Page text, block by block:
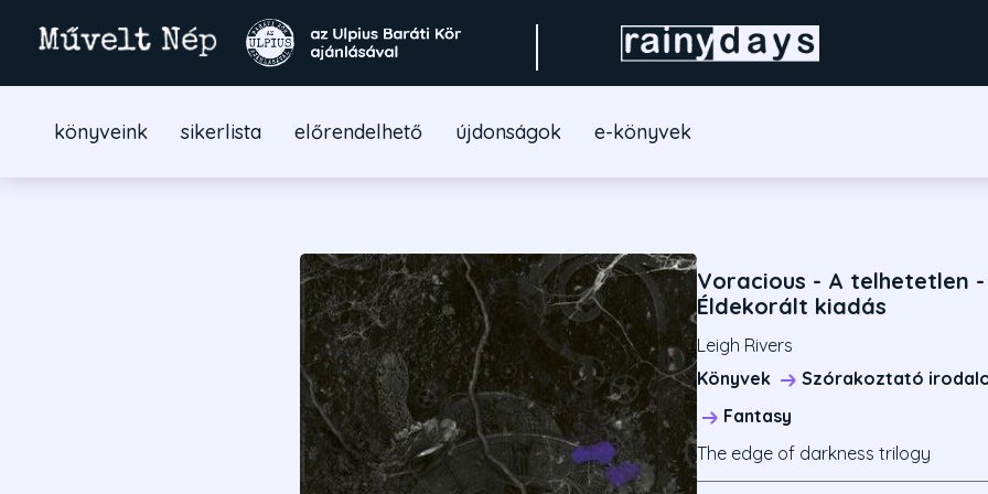
könyveink sikerlista előrendelhető újdonságok e-könyvek
Voracious - A telhetetlen -
Éldekorált kiadás
Leigh Rivers
Könyvek
Szórakoztató
Fantasy
The edge of darkness trilogy